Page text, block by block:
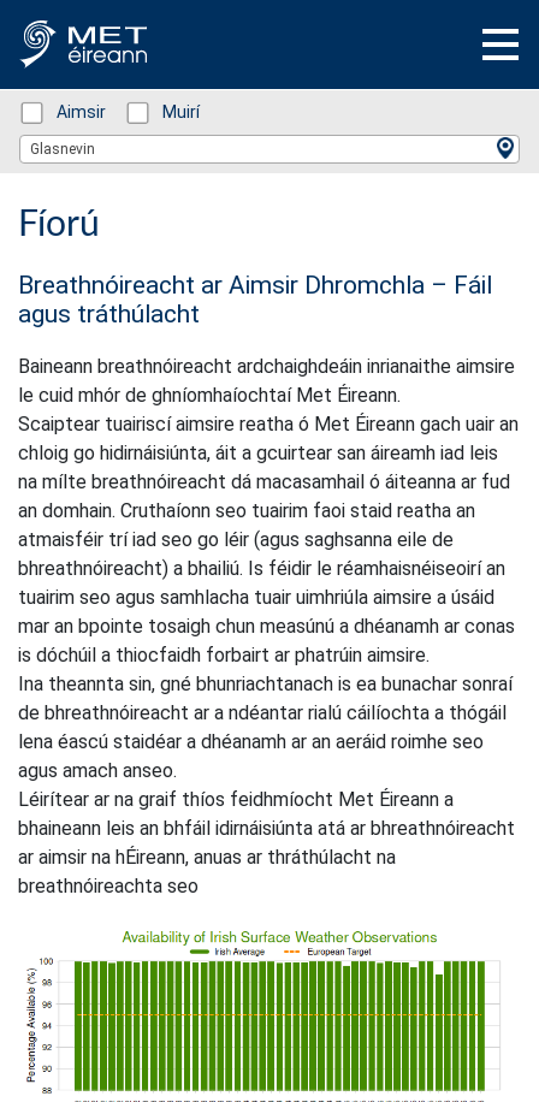
Status: Green
Aimsir Status: Green
Muirí
Location Search
Glasnevin
Fíorú
Breathnóireacht ar Aimsir Dhromchla – Fáil
agus tráthúlacht
Baineann breathnóireacht ardchaighdeáin inrianaithe aimsire
le cuid mhór de ghníomhaíochtaí Met Éireann.
Scaiptear tuairiscí aimsire reatha ó Met Éireann gach uair an
chloig go hidirnáisiúnta, áit a gcuirtear san áireamh iad leis
na mílte breathnóireacht dá macasamhail ó áiteanna ar fud
an domhain. Cruthaíonn seo tuairim faoi staid reatha an
atmaisféir trí iad seo go léir (agus saghsanna eile de
bhreathnóireacht) a bhailiú. Is féidir le réamhaisnéiseoirí an
tuairim seo agus samhlacha tuair uimhriúla aimsire a úsáid
mar an bpointe tosaigh chun measúnú a dhéanamh ar conas
is dóchúil a thiocfaidh forbairt ar phatrúin aimsire.
Ina theannta sin, gné bhunriachtanach is ea bunachar sonraí
de bhreathnóireacht ar a ndéantar rialú cáilíochta a thógáil
lena éascú staidéar a dhéanamh ar an aeráid roimhe seo
agus amach anseo.
Léirítear ar na graif thíos feidhmíocht Met Éireann a
bhaineann leis an bhfáil idirnáisiúnta atá ar bhreathnóireacht
ar aimsir na hÉireann, anuas ar thráthúlacht na
breathnóireachta seo